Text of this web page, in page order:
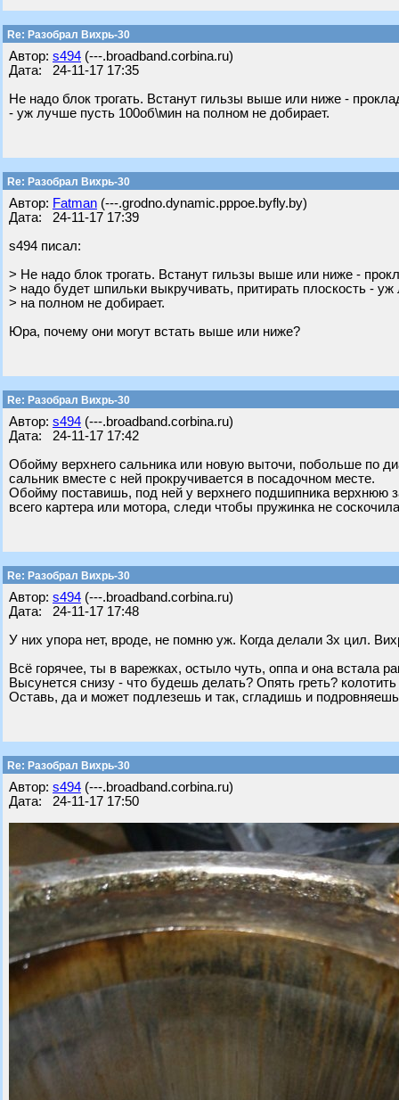
Re: Разобрал Вихрь-30
Автор: s494 (---.broadband.corbina.ru)
Дата: 24-11-17 17:35
Не надо блок трогать. Встанут гильзы выше или ниже -
- уж лучше пусть 100об\мин на полном не добирает.
Re: Разобрал Вихрь-30
Автор: Fatman (---.grodno.dynamic.pppoe.byfly.by)
Дата: 24-11-17 17:39
s494 писал:
> Не надо блок трогать. Встанут гильзы выше или ниже -
> надо будет шпильки выкручивать, притирать плоскость -
> на полном не добирает.
Юра, почему они могут встать выше или ниже?
Re: Разобрал Вихрь-30
Автор: s494 (---.broadband.corbina.ru)
Дата: 24-11-17 17:42
Обойму верхнего сальника или новую выточи, побольше по
сальник вместе с ней прокручивается в посадочном месте.
Обойму поставишь, под ней у верхнего подшипника
всего картера или мотора, следи чтобы пружинка не
Re: Разобрал Вихрь-30
Автор: s494 (---.broadband.corbina.ru)
Дата: 24-11-17 17:48
У них упора нет, вроде, не помню уж. Когда делали 3х цил.
Всё горячее, ты в варежках, остыло чуть, оппа и она встала
Высунется снизу - что будешь делать? Опять греть?
Оставь, да и может подлезешь и так, сгладишь и
Re: Разобрал Вихрь-30
Автор: s494 (---.broadband.corbina.ru)
Дата: 24-11-17 17:50